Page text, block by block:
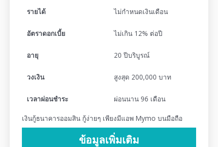
รายได้ ไม่กำหนดเงินเดือน
อัตราดอกเบี้ย ไม่เกิน 12% ต่อปี
อายุ 20 ปีบริบูรณ์
วงเงิน สูงสุด 200,000 บาท
เวลาผ่อนชำระ ผ่อนนาน 96 เดือน
เงินกู้ธนาคารออมสิน กู้ง่ายๆ เพียงมีแอพ Mymo บนมือถือ
ข้อมูลเพิ่มเติม